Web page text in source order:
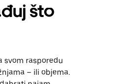
što
svom rasporedu
– ili objema.